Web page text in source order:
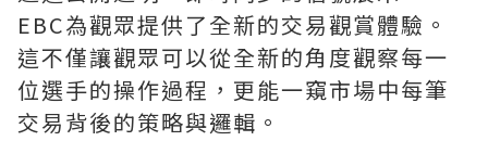
EBC為觀眾提供了全新的交易觀賞體驗。
這不僅讓觀眾可以從全新的角度觀察每一
位選手的操作過程，更能一窺市場中每筆
交易背後的策略與邏輯。